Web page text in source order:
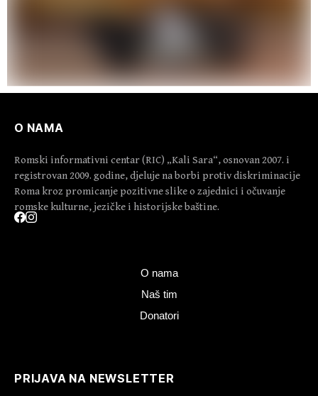
O NAMA
Romski informativni centar (RIC) „Kali Sara“, osnovan 2007. i
registrovan 2009. godine, djeluje na borbi protiv diskriminacije
Roma kroz promicanje pozitivne slike o zajednici i očuvanje
romske kulturne, jezičke i historijske baštine.
O nama
Naš tim
Donatori
PRIJAVA NA NEWSLETTER